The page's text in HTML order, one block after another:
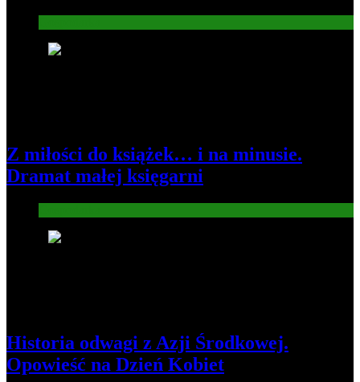
Z miłości do książek… i na minusie.
Dramat małej księgarni
Historia odwagi z Azji Środkowej.
Opowieść na Dzień Kobiet